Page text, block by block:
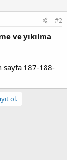
#2
ve yıkılma
sayfa 187-188-
ol.